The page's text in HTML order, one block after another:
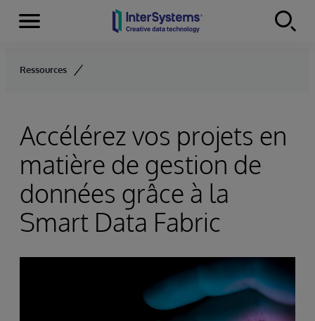
Skip to content
Menu
Ressources
Accélérez vos projets en
matière de gestion de
données grâce à la
Smart Data Fabric